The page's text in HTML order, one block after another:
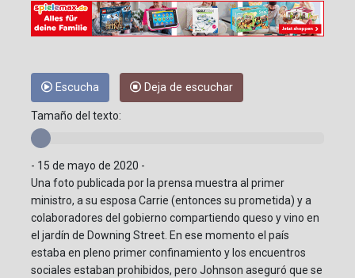
Escucha Deja de escuchar
Tamaño del texto:
- 15 de mayo de 2020 -
Una foto publicada por la prensa muestra al primer
ministro, a su esposa Carrie (entonces su prometida) y a
colaboradores del gobierno compartiendo queso y vino en
el jardín de Downing Street. En ese momento el país
estaba en pleno primer confinamiento y los encuentros
sociales estaban prohibidos, pero Johnson aseguró que se